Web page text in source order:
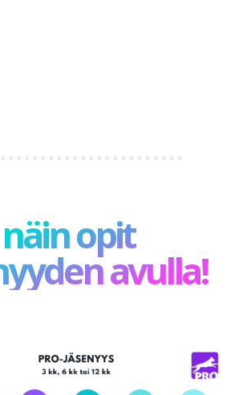
näin opit
avulla!